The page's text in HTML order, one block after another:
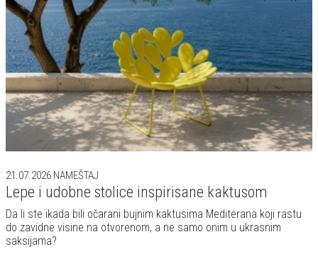
21.07.2026 NAMEŠTAJ
Lepe i udobne stolice inspirisane kaktusom
Da li ste ikada bili očarani bujnim kaktusima Mediterana koji rastu
do zavidne visine na otvorenom, a ne samo onim u ukrasnim
saksijama?